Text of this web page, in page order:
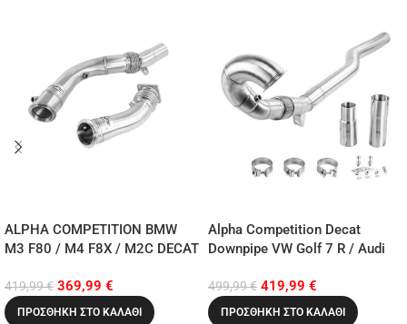
ALPHA COMPETITION BMW
M3 F80 / M4 F8X / M2C DECAT
419,99€ 369,99 €
ΠΡΟΣΘΉΚΗ ΣΤΟ ΚΑΛΆΘΙ
Alpha Competition Decat
Downpipe VW Golf 7 R / Audi
499,99€ 419,99 €
ΠΡΟΣΘΉΚΗ ΣΤΟ ΚΑΛΆΘΙ